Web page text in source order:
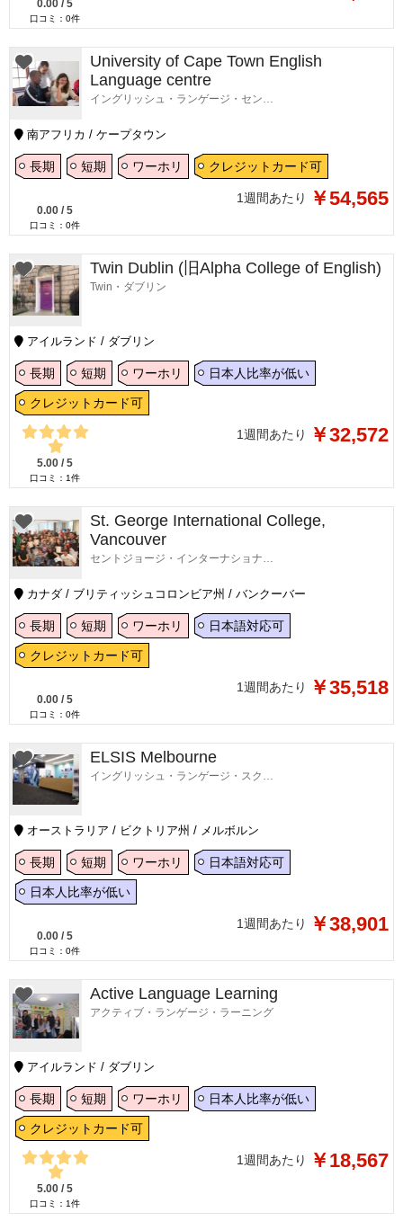
0.00 / 5
口コミ： 0件
University of Cape Town English
Language centre
イングリッシュ・ランゲージ・センター・ケープタウン
南アフリカ / ケープタウン
長期 短期 ワーホリ クレジットカード可
0.00 / 5
口コミ： 0件
1週間あたり ￥54,565
Twin Dublin (旧Alpha College of English)
Twin・ダブリン
アイルランド / ダブリン
長期 短期 ワーホリ 日本人比率が低い
クレジットカード可
5.00 / 5
口コミ： 1件
1週間あたり ￥32,572
St. George International College,
Vancouver
セントジョージ・インターナショナル・カレッジ・バンクーバー校
カナダ / ブリティッシュコロンビア州 / バンクーバー
長期 短期 ワーホリ 日本語対応可
クレジットカード可
0.00 / 5
口コミ： 0件
1週間あたり ￥35,518
ELSIS Melbourne
イングリッシュ・ランゲージ・スクール・イン・メルボルン
オーストラリア / ビクトリア州 / メルボルン
長期 短期 ワーホリ 日本語対応可
日本人比率が低い
0.00 / 5
口コミ： 0件
1週間あたり ￥38,901
Active Language Learning
アクティブ・ランゲージ・ラーニング
アイルランド / ダブリン
長期 短期 ワーホリ 日本人比率が低い
クレジットカード可
5.00 / 5
口コミ： 1件
1週間あたり ￥18,567